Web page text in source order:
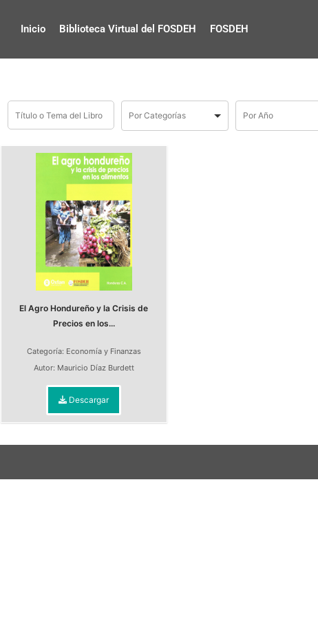
Inicio Biblioteca Virtual del FOSDEH FOSDEH
El Agro Hondureño y la Crisis de
Precios en los...
Categoría: Economía y Finanzas
Autor: Mauricio Díaz Burdett
Descargar